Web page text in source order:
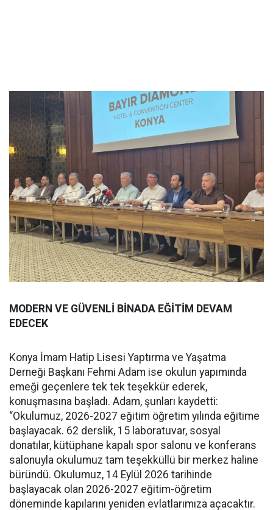
MODERN VE GÜVENLİ BİNADA EĞİTİM DEVAM
EDECEK
Konya İmam Hatip Lisesi Yaptırma ve Yaşatma
Derneği Başkanı Fehmi Adam ise okulun yapımında
emeği geçenlere tek tek teşekkür ederek,
konuşmasına başladı. Adam, şunları kaydetti:
“Okulumuz, 2026-2027 eğitim öğretim yılında eğitime
başlayacak. 62 derslik, 15 laboratuvar, sosyal
donatılar, kütüphane kapalı spor salonu ve konferans
salonuyla okulumuz tam teşekküllü bir merkez haline
büründü. Okulumuz, 14 Eylül 2026 tarihinde
başlayacak olan 2026-2027 eğitim-öğretim
döneminde kapılarını yeniden evlatlarımıza açacaktır.